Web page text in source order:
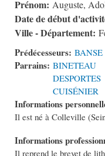
Prénom: Auguste,
Date de début
Ville - Département:
Prédécesseurs: BANSE
Parrains: BINETEAU
DESPORTES
CUISÉNIER
Informations
Il est né à Colleville
Informations
Il reprend le brevet de